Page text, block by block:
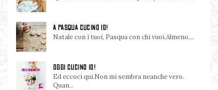
A PASQUA CUCINO IO!
Natale con i tuoi, Pasqua con chi vuoi.Almeno,...
OGGI CUCINO IO!
Ed eccoci qui.Non mi sembra neanche vero.
Quan...